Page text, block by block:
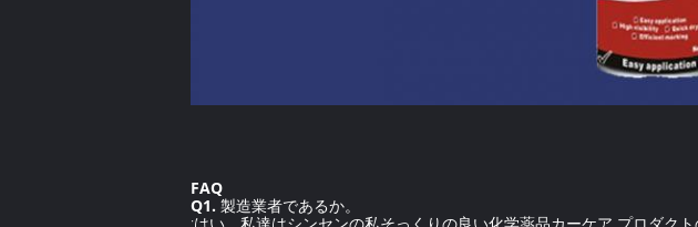
FAQ
Q1. 製造業者であるか。